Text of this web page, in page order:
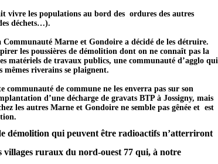
vivre les populations au bord des ordures des autres
déchets…).
Communauté Marne et Gondoire a décidé de les détruire.
les poussières de démolition dont on ne connaît pas la
matériels de travaux publics, une communauté d’agglo qui
mêmes riverains se plaignent.
communauté de commune ne les enverra pas sur son
d’une décharge de gravats BTP à Jossigny, mais
les autres Marne et Gondoire ne semble pas gênée et est
démolition qui peuvent être radioactifs n’atterriront
villages ruraux du nord-ouest 77 qui, à notre